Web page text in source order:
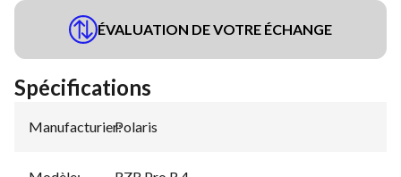
ÉVALUATION DE VOTRE ÉCHANGE
Spécifications
Manufacturier:
Polaris